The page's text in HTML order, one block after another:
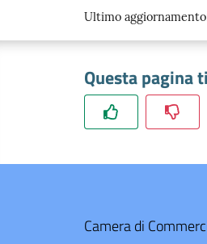
Ultimo aggiornamento
Questa pagina
Camera di